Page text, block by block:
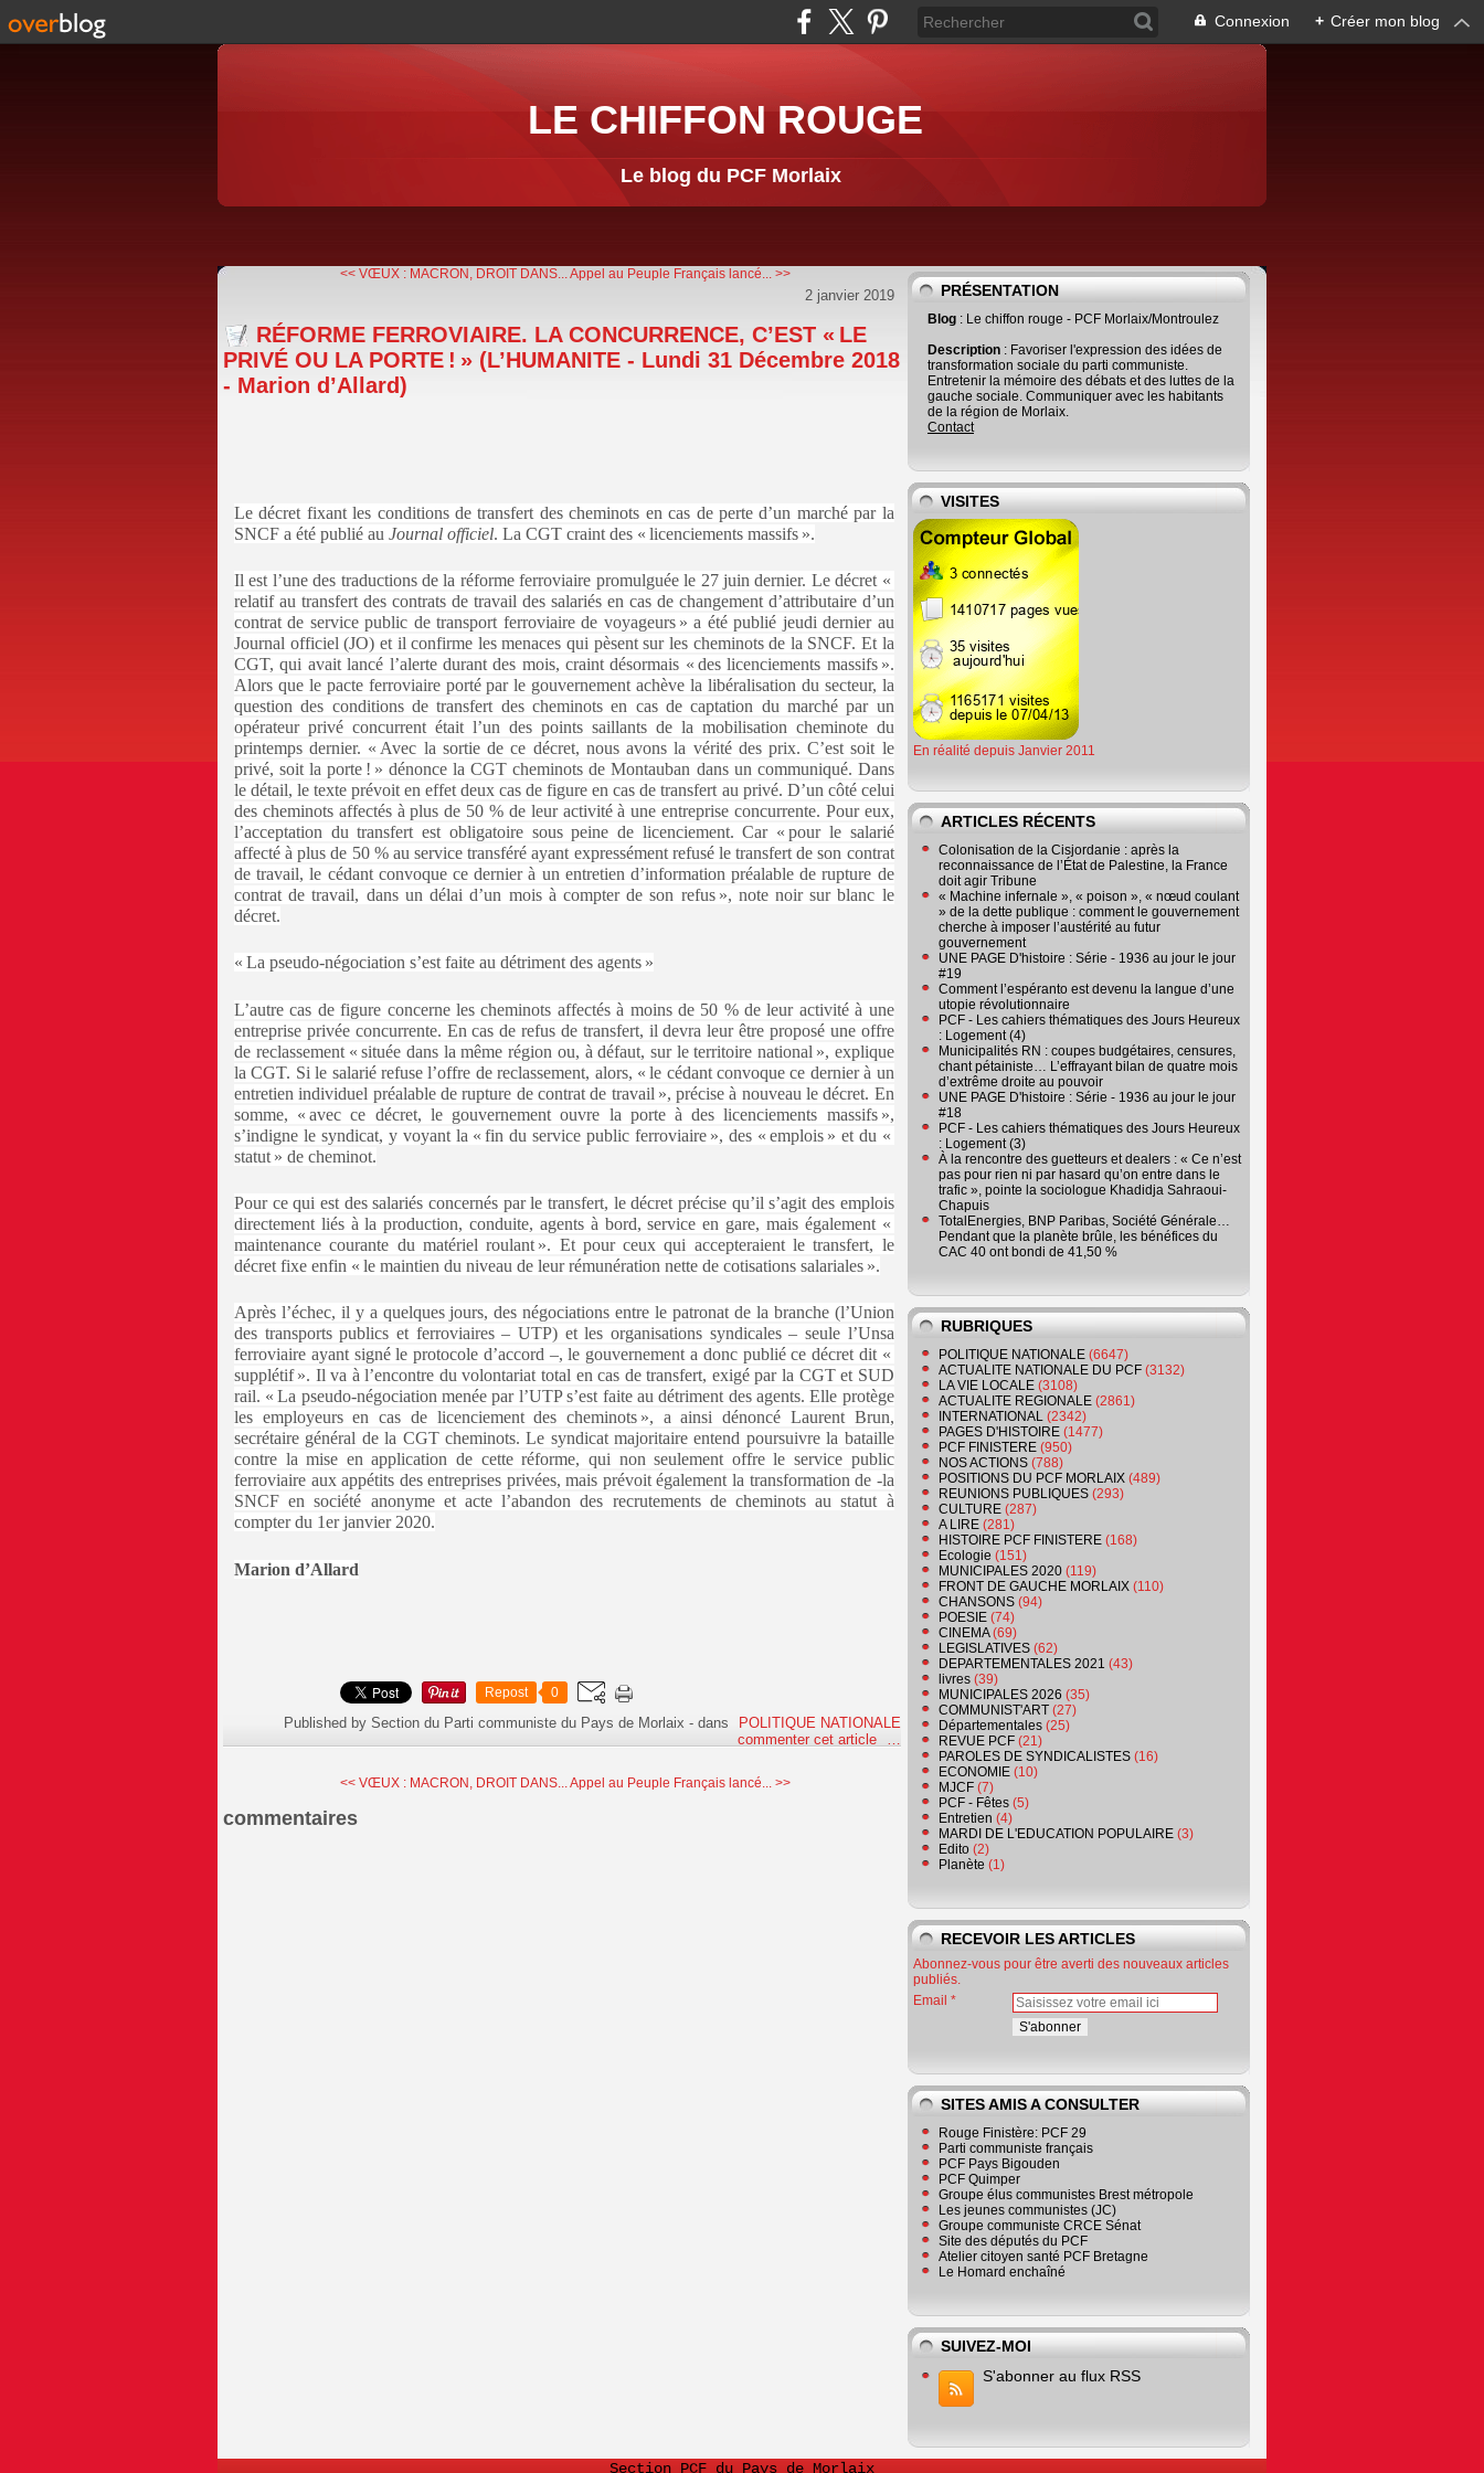
Connexion + Créer mon blog
LE CHIFFON ROUGE
Le blog du PCF Morlaix
<< VŒUX : MACRON, DROIT DANS...Appel au Peuple Français lancé... >>
2 janvier 2019
RÉFORME FERROVIAIRE. LA CONCURRENCE, C’EST « LE
PRIVÉ OU LA PORTE ! » (L’HUMANITE - Lundi 31 Décembre 2018
- Marion d’Allard)
Le décret fixant les conditions de transfert des cheminots en cas de perte d’un marché par la
SNCF a été publié au Journal officiel. La CGT craint des « licenciements massifs ».
Il est l’une des traductions de la réforme ferroviaire promulguée le 27 juin dernier. Le décret «
relatif au transfert des contrats de travail des salariés en cas de changement d’attributaire d’un
contrat de service public de transport ferroviaire de voyageurs » a été publié jeudi dernier au
Journal officiel (JO) et il confirme les menaces qui pèsent sur les cheminots de la SNCF. Et la
CGT, qui avait lancé l’alerte durant des mois, craint désormais « des licenciements massifs ».
Alors que le pacte ferroviaire porté par le gouvernement achève la libéralisation du secteur, la
question des conditions de transfert des cheminots en cas de captation du marché par un
opérateur privé concurrent était l’un des points saillants de la mobilisation cheminote du
printemps dernier. « Avec la sortie de ce décret, nous avons la vérité des prix. C’est soit le
privé, soit la porte ! » dénonce la CGT cheminots de Montauban dans un communiqué. Dans
le détail, le texte prévoit en effet deux cas de figure en cas de transfert au privé. D’un côté celui
des cheminots affectés à plus de 50 % de leur activité à une entreprise concurrente. Pour eux,
l’acceptation du transfert est obligatoire sous peine de licenciement. Car « pour le salarié
affecté à plus de 50 % au service transféré ayant expressément refusé le transfert de son contrat
de travail, le cédant convoque ce dernier à un entretien d’information préalable de rupture de
contrat de travail, dans un délai d’un mois à compter de son refus », note noir sur blanc le
décret.
« La pseudo-négociation s’est faite au détriment des agents »
L’autre cas de figure concerne les cheminots affectés à moins de 50 % de leur activité à une
entreprise privée concurrente. En cas de refus de transfert, il devra leur être proposé une offre
de reclassement « située dans la même région ou, à défaut, sur le territoire national », explique
la CGT. Si le salarié refuse l’offre de reclassement, alors, « le cédant convoque ce dernier à un
entretien individuel préalable de rupture de contrat de travail », précise à nouveau le décret. En
somme, « avec ce décret, le gouvernement ouvre la porte à des licenciements massifs »,
s’indigne le syndicat, y voyant la « fin du service public ferroviaire », des « emplois » et du «
statut » de cheminot.
Pour ce qui est des salariés concernés par le transfert, le décret précise qu’il s’agit des emplois
directement liés à la production, conduite, agents à bord, service en gare, mais également «
maintenance courante du matériel roulant ». Et pour ceux qui accepteraient le transfert, le
décret fixe enfin « le maintien du niveau de leur rémunération nette de cotisations salariales ».
Après l’échec, il y a quelques jours, des négociations entre le patronat de la branche (l’Union
des transports publics et ferroviaires – UTP) et les organisations syndicales – seule l’Unsa
ferroviaire ayant signé le protocole d’accord –, le gouvernement a donc publié ce décret dit «
supplétif ». Il va à l’encontre du volontariat total en cas de transfert, exigé par la CGT et SUD
rail. « La pseudo-négociation menée par l’UTP s’est faite au détriment des agents. Elle protège
les employeurs en cas de licenciement des cheminots », a ainsi dénoncé Laurent Brun,
secrétaire général de la CGT cheminots. Le syndicat majoritaire entend poursuivre la bataille
contre la mise en application de cette réforme, qui non seulement offre le service public
ferroviaire aux appétits des entreprises privées, mais prévoit également la transformation de -la
SNCF en société anonyme et acte l’abandon des recrutements de cheminots au statut à
compter du 1er janvier 2020.
Marion d’Allard
Repost 0
Published by Section du Parti communiste du Pays de Morlaix -dans
POLITIQUE NATIONALE
commenter cet article
…
<< VŒUX : MACRON, DROIT DANS...Appel au Peuple Français lancé... >>
commentaires
PRÉSENTATION
Blog : Le chiffon rouge - PCF Morlaix/Montroulez
Description : Favoriser l'expression des idées de
transformation sociale du parti communiste.
Entretenir la mémoire des débats et des luttes de la
gauche sociale. Communiquer avec les habitants
de la région de Morlaix.
Contact
VISITES
En réalité depuis Janvier 2011
ARTICLES RÉCENTS
Colonisation de la Cisjordanie : après la
reconnaissance de l’État de Palestine, la France
doit agir Tribune
« Machine infernale », « poison », « nœud coulant
» de la dette publique : comment le gouvernement
cherche à imposer l’austérité au futur
gouvernement
UNE PAGE D'histoire : Série - 1936 au jour le jour
#19
Comment l’espéranto est devenu la langue d’une
utopie révolutionnaire
PCF - Les cahiers thématiques des Jours Heureux
: Logement (4)
Municipalités RN : coupes budgétaires, censures,
chant pétainiste… L’effrayant bilan de quatre mois
d’extrême droite au pouvoir
UNE PAGE D'histoire : Série - 1936 au jour le jour
#18
PCF - Les cahiers thématiques des Jours Heureux
: Logement (3)
À la rencontre des guetteurs et dealers : « Ce n’est
pas pour rien ni par hasard qu’on entre dans le
trafic », pointe la sociologue Khadidja Sahraoui-
Chapuis
TotalEnergies, BNP Paribas, Société Générale…
Pendant que la planète brûle, les bénéfices du
CAC 40 ont bondi de 41,50 %
RUBRIQUES
POLITIQUE NATIONALE (6647)
ACTUALITE NATIONALE DU PCF (3132)
LA VIE LOCALE (3108)
ACTUALITE REGIONALE (2861)
INTERNATIONAL (2342)
PAGES D'HISTOIRE (1477)
PCF FINISTERE (950)
NOS ACTIONS (788)
POSITIONS DU PCF MORLAIX (489)
REUNIONS PUBLIQUES (293)
CULTURE (287)
A LIRE (281)
HISTOIRE PCF FINISTERE (168)
Ecologie (151)
MUNICIPALES 2020 (119)
FRONT DE GAUCHE MORLAIX (110)
CHANSONS (94)
POESIE (74)
CINEMA(69)
LEGISLATIVES (62)
DEPARTEMENTALES 2021 (43)
livres (39)
MUNICIPALES 2026 (35)
COMMUNIST'ART (27)
Départementales (25)
REVUE PCF (21)
PAROLES DE SYNDICALISTES (16)
ECONOMIE (10)
MJCF (7)
PCF - Fêtes (5)
Entretien (4)
MARDI DE L'EDUCATION POPULAIRE (3)
Edito (2)
Planète (1)
RECEVOIR LES ARTICLES
Abonnez-vous pour être averti des nouveaux articles
publiés.
Email
SITES AMIS A CONSULTER
Rouge Finistère: PCF 29
Parti communiste français
PCF Pays Bigouden
PCF Quimper
Groupe élus communistes Brest métropole
Les jeunes communistes (JC)
Groupe communiste CRCE Sénat
Site des députés du PCF
Atelier citoyen santé PCF Bretagne
Le Homard enchaîné
SUIVEZ-MOI
S'abonner au flux RSS
Section PCF du Pays de Morlaix